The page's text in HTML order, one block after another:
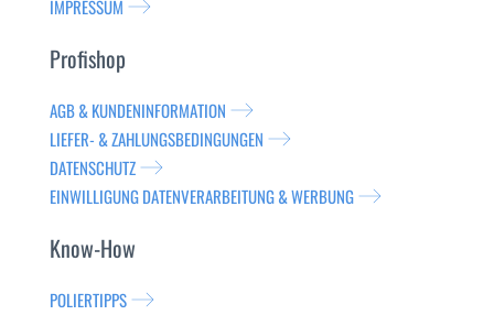
IMPRESSUM
Profishop
AGB & KUNDENINFORMATION
LIEFER- & ZAHLUNGSBEDINGUNGEN
DATENSCHUTZ
EINWILLIGUNG DATENVERARBEITUNG & WERBUNG
Know-How
POLIERTIPPS